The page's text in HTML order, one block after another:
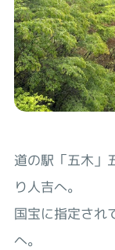
道の駅「五木」
り人吉へ。
国宝に指定され
へ。